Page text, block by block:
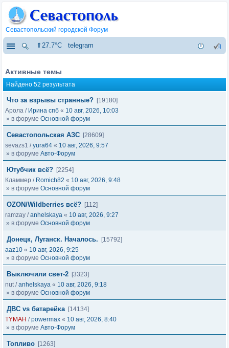
Севастопольский городской Форум
⇑27.7°C telegram
Активные темы
Найдено 52 результата
Что за взрывы странные? [19180]
Арола / Ирина спб « 10 авг, 2026, 10:03
» в форуме Основной форум
Севастопольская АЗС [28609]
sevazs1 /yura64 « 10 авг, 2026, 9:57
» в форуме Авто-Форум
Ютубчик всё? [2254]
Кламмер / Romich82 « 10 авг, 2026, 9:48
» в форуме Основной форум
OZON/Wildberries всё? [112]
ramzay /anhelskaya « 10 авг, 2026, 9:27
» в форуме Основной форум
Донецк, Луганск. Началось.
[15792]
aaz10 « 10 авг, 2026, 9:25
» в форуме Основной форум
Выключили свет-2 [3323]
nut/anhelskaya « 10 авг, 2026, 9:18
» в форуме Основной форум
ДВС vs батарейка [14134]
TYMAH /powermax « 10 авг, 2026, 8:40
» в форуме Авто-Форум
Топливо [1263]